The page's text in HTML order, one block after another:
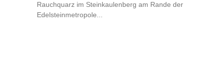
Rauchquarz im Steinkaulenberg am Rande der
Edelsteinmetropole...